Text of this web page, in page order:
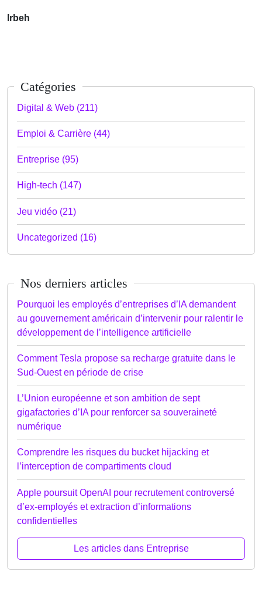
lrbeh
Catégories
Digital & Web (211)
Emploi & Carrière (44)
Entreprise (95)
High-tech (147)
Jeu vidéo (21)
Uncategorized (16)
Nos derniers articles
Pourquoi les employés d’entreprises d’IA demandent
au gouvernement américain d’intervenir pour ralentir le
développement de l’intelligence artificielle
Comment Tesla propose sa recharge gratuite dans le
Sud-Ouest en période de crise
L’Union européenne et son ambition de sept
gigafactories d’IA pour renforcer sa souveraineté
numérique
Comprendre les risques du bucket hijacking et
l’interception de compartiments cloud
Apple poursuit OpenAI pour recrutement controversé
d’ex-employés et extraction d’informations
confidentielles
Les articles dans Entreprise